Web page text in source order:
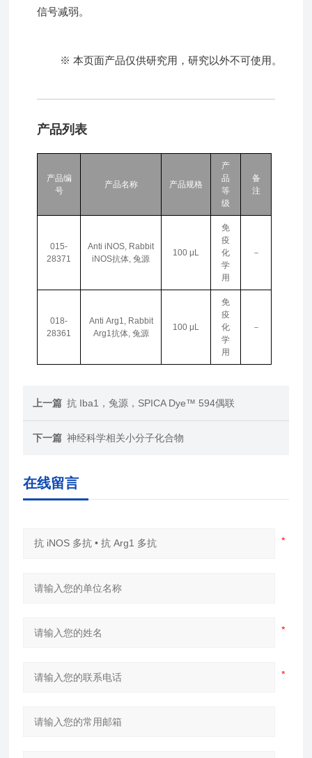
信号减弱。
※ 本页面产品仅供研究用，研究以外不可使用。
产品列表
产品编
号
产品名称 产品规格
产
品
等
级
备
注
015-
28371
Anti iNOS, Rabbit
iNOS抗体, 兔源
100 μL
免
疫
化
学
用
－
018-
28361
Anti Arg1, Rabbit
Arg1抗体, 兔源
100 μL
免
疫
化
学
用
－
上一篇 抗 Iba1，兔源，SPICA Dye™ 594偶联
下一篇 神经科学相关小分子化合物
在线留言